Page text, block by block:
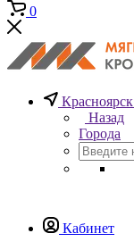
0
Красноярск
Назад
Города
Кабинет